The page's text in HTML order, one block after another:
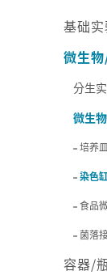
基础
微生
分生
微生
培养
染色
食品
菌落
容器/